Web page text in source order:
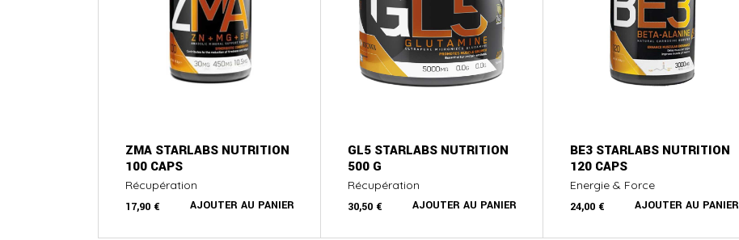
ZMA STARLABS NUTRITION
100 CAPS
Récupération
17,90 € AJOUTER AU PANIER
GL5 STARLABS NUTRITION
500 G
Récupération
30,50 € AJOUTER AU PANIER
BE3 STARLABS NUTRITION
120 CAPS
Energie & Force
24,00 € AJOUTER AU PANIER